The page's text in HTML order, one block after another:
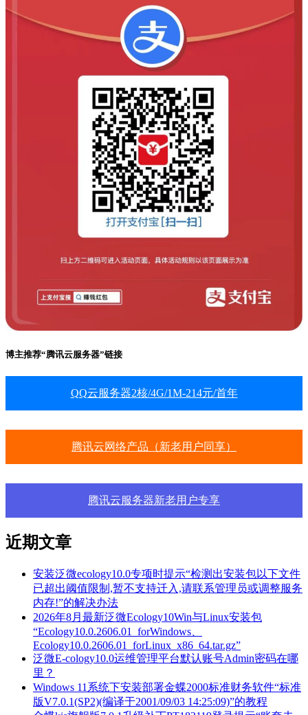
博主推荐“腾讯云服务器”链接
QQ云服务器2核/4G/1M-214元/首年
腾讯云网络产品（新老用户同享）
腾讯云服务器新老用户专享
近期文章
安装泛微ecology10.0专项时提示“检测出安装包以下文件
已超出阈值限制,暂不支持迁入,请联系管理员或调整服务
内存!”的解决办法
2026年8月最新泛微Ecology10Win与Linux安装包
“Ecology10.0.2606.01_forWindows、
Ecology10.0.2606.01_forLinux_x86_64.tar.gz”
泛微E-cology10.0运维管理平台默认账号Admin密码在哪
里？
Windows 11系统下安装部署金蝶2000标准财务软件“标准
版V7.0.1(SP2)(编译于2001/09/03 14:25:09)”的教程